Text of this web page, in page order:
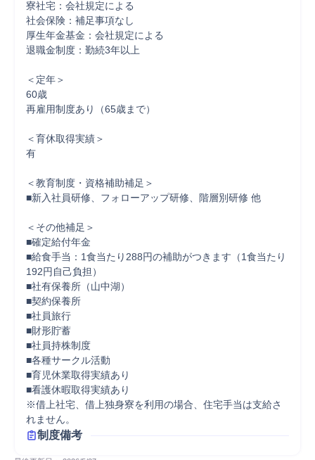
寮社宅：会社規定による
社会保険：補足事項なし
厚生年金基金：会社規定による
退職金制度：勤続3年以上
＜定年＞
60歳
再雇用制度あり（65歳まで）
＜育休取得実績＞
有
＜教育制度・資格補助補足＞
■新入社員研修、フォローアップ研修、階層別研修 他
＜その他補足＞
■確定給付年金
■給食手当：1食当たり288円の補助がつきます（1食当たり
192円自己負担）
■社有保養所（山中湖）
■契約保養所
■社員旅行
■財形貯蓄
■社員持株制度
■各種サークル活動
■育児休業取得実績あり
■看護休暇取得実績あり
※借上社宅、借上独身寮を利用の場合、住宅手当は支給さ
れません。
制度備考